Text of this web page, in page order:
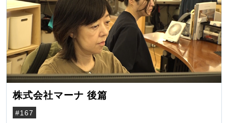
株式会社マーナ 後篇
#167